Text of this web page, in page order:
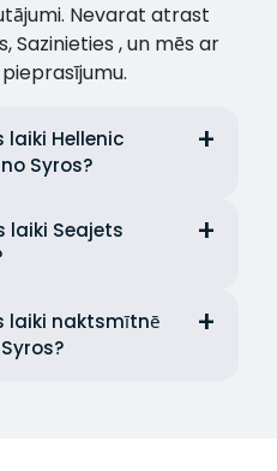
Nevarat atrast
Sazinieties , un mēs ar
laiki Hellenic
Syros?
laiki Seajets
laiki naktsmītnē